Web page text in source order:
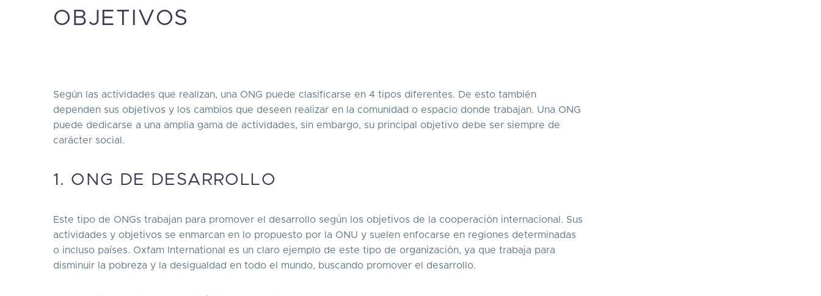
OBJETIVOS
Según las actividades que realizan, una ONG puede clasificarse en 4 tipos diferentes. De esto también
dependen sus objetivos y los cambios que deseen realizar en la comunidad o espacio donde trabajan. Una ONG
puede dedicarse a una amplia gama de actividades, sin embargo, su principal objetivo debe ser siempre de
carácter social.
1. ONG DE DESARROLLO
Este tipo de ONGs trabajan para promover el desarrollo según los objetivos de la cooperación internacional. Sus
actividades y objetivos se enmarcan en lo propuesto por la ONU y suelen enfocarse en regiones determinadas
o incluso países. Oxfam International es un claro ejemplo de este tipo de organización, ya que trabaja para
disminuir la pobreza y la desigualdad en todo el mundo, buscando promover el desarrollo.